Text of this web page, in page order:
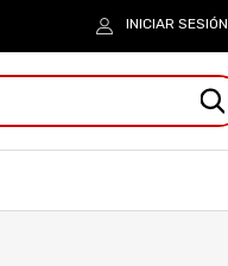
INICIAR SESIÓN